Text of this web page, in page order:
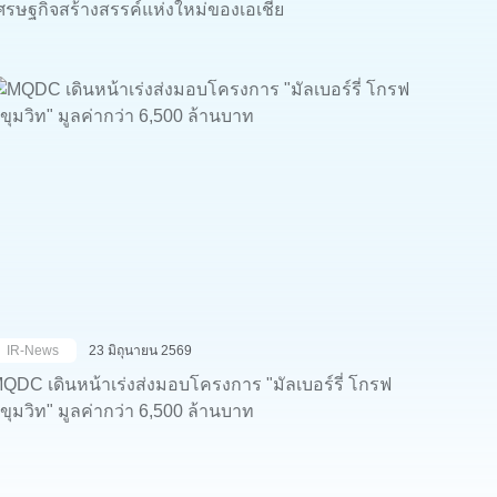
รษฐกิจสร้างสรรค์แห่งใหม่ของเอเชีย
IR-News 23 มิถุนายน 2569
เดินหน้าเร่งส่งมอบโครงการ "มัลเบอร์รี่ โกรฟ
มวิท" มูลค่ากว่า 6,500 ล้านบาท